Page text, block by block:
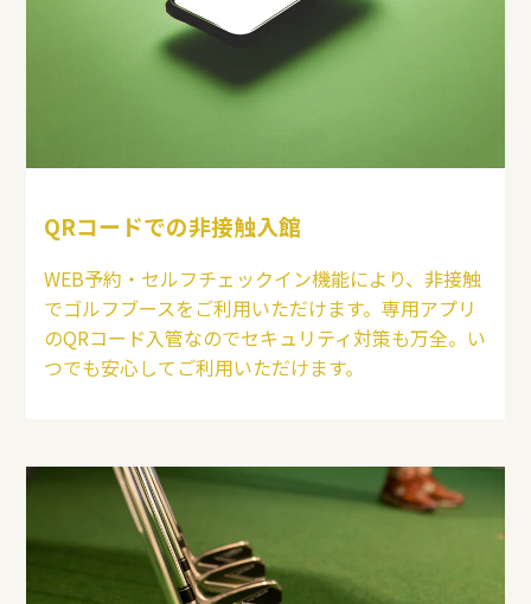
QRコードでの非接触入館
WEB予約・セルフチェックイン機能により、非接触
でゴルフブースをご利用いただけます。専用アプリ
のQRコード入管なのでセキュリティ対策も万全。い
つでも安心してご利用いただけます。